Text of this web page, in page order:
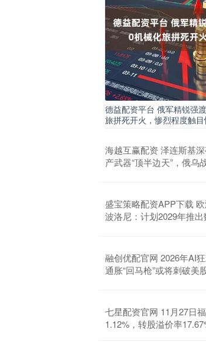
德益配资平台 俄军精锐强
旅拼死开火，惨烈程度触目
海越互赢配资 泽连斯基
产武器“顶半边天”，俄乌
盛宝策略配资APP下载
波洛尼：计划2029年推
融创优配官网 2026年AI
通胀“回马枪”或将刺破美
七星配资官网 11月27日
1.12%，转股溢价率